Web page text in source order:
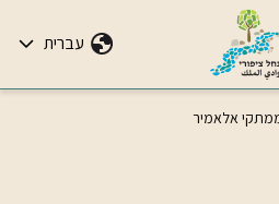
עברית
אלאמיר